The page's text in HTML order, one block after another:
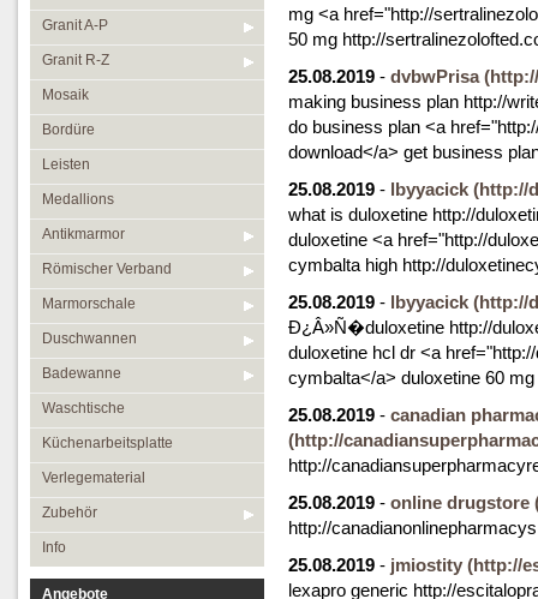
Granit A-P
Granit R-Z
Mosaik
Bordüre
Leisten
Medallions
Antikmarmor
Römischer Verband
Marmorschale
Duschwannen
Badewanne
Waschtische
Küchenarbeitsplatte
Verlegematerial
Zubehör
Info
Angebote
mg <a href="http://
50 mg http://
25.08.2019 - dvbwPrisa
making business plan http://
do business plan <a
download</a> get business
25.08.2019 - lbyyacick (http://
what is duloxetine http://
duloxetine <a href="http://
cymbalta high http://
25.08.2019 - lbyyacick (http://
Ð¿Â»Ñ�duloxetine http://
duloxetine hcl dr <a
cymbalta</a> duloxetine 60
25.08.2019 - canadian
(http://
http://
25.08.2019 - online drugstore
http://
25.08.2019 - jmiostity (http://
lexapro generic http://